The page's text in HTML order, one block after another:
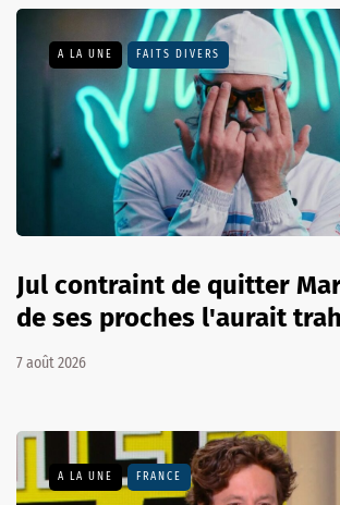
A LA UNE FAITS DIVERS
Jul contraint de quitter
de ses proches l'aurait
7 août 2026
A LA UNE FRANCE